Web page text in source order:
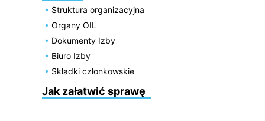
Struktura organizacyjna
Organy OIL
Dokumenty Izby
Biuro Izby
Składki członkowskie
Jak załatwić sprawę